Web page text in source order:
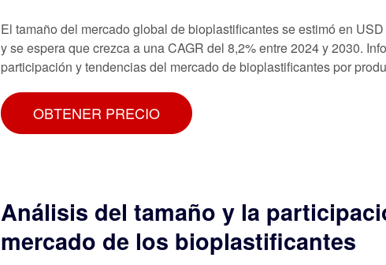
El tamaño del mercado global de bioplastificantes se estimó en
y se espera que crezca a una CAGR del 8,2% entre 2024 y 2030.
participación y tendencias del mercado de bioplastificantes por
OBTENER PRECIO
Análisis del tamaño y la
mercado de los bioplastificantes